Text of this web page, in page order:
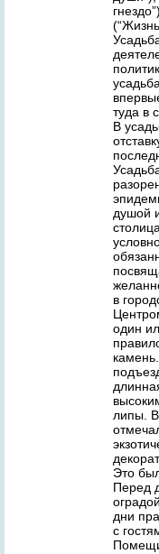
туда в
В
душой
в
один
липы.
Это
Перед
дни
с